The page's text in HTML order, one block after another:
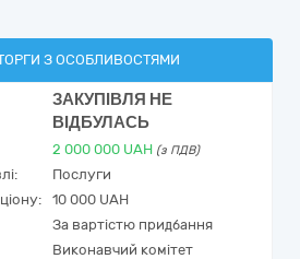
ТОРГИ З ОСОБЛИВОСТЯМИ
ЗАКУПІВЛЯ НЕ
ВІДБУЛАСЬ
2 000 000 UAH (з ПДВ)
Послуги
10 000 UAH
За вартістю придбання
Виконавчий комітет